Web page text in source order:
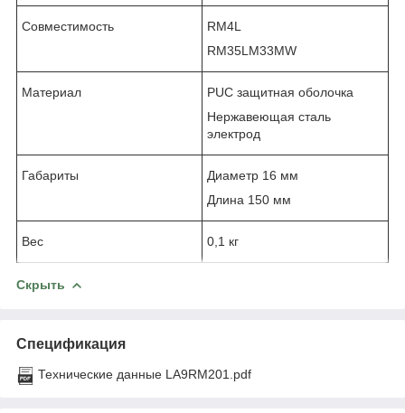
Совместимость
RM4L
RM35LM33MW
Материал
PUC защитная оболочка
Нержавеющая сталь
электрод
Габариты
Диаметр 16 мм
Длина 150 мм
Вес 0,1 кг
Скрыть
Спецификация
Технические данные LA9RM201.pdf